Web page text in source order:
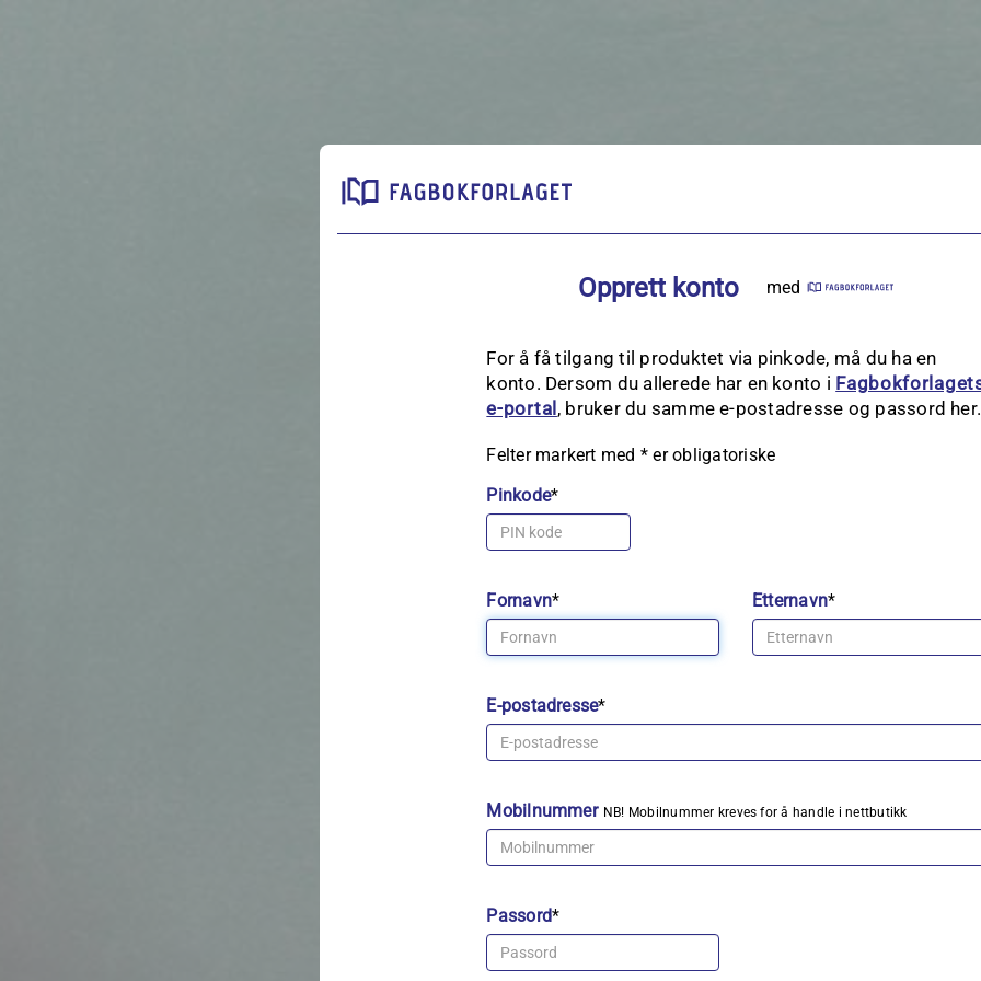
Opprett konto med
For å få tilgang til produktet via pinkode, må du ha en
konto. Dersom du allerede har en konto i
e‑portal, bruker du samme e-postadresse og passord her.
Felter markert med * er obligatoriske
Pinkode*
Fornavn* Etternavn*
E-postadresse*
Mobilnummer NB! Mobilnummer kreves for å handle i nettbutikk
Passord*